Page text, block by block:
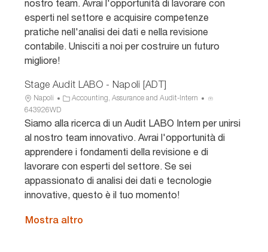
g
o
r
i
n
u
n
nostro team. Avrai l'opportunità di lavorare con
esperti nel settore e acquisire competenze
pratiche nell'analisi dei dati e nella revisione
contabile. Unisciti a noi per costruire un futuro
migliore!
Stage Audit LABO - Napoli [ADT]
U
b
i
z
i
o
n
Napoli
C
t
o
r
i
a
Accounting, Assurance and Audit-Intern
a
n
u
c
643926WD
Siamo alla ricerca di un Audit LABO Intern per unirsi
al nostro team innovativo. Avrai l'opportunità di
apprendere i fondamenti della revisione e di
lavorare con esperti del settore. Se sei
appassionato di analisi dei dati e tecnologie
innovative, questo è il tuo momento!
Mostra altro